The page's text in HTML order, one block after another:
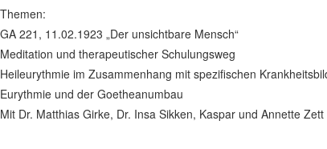
Themen:
GA 221, 11.02.1923 „Der unsichtbare Mensch“
Meditation und therapeutischer Schulungsweg
Heileurythmie im Zusammenhang mit spezifischen
Eurythmie und der Goetheanumbau
Mit Dr. Matthias Girke, Dr. Insa Sikken, Kaspar und Annette Zett